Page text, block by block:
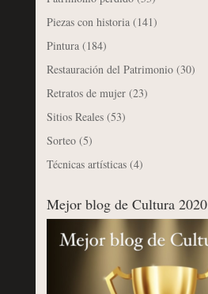
Piezas con historia(141)
Pintura(184)
Restauración del Patrimonio(30)
Retratos de mujer(23)
Sitios Reales(53)
Sorteo(5)
Técnicas artísticas(4)
Mejor blog de Cultura 2020